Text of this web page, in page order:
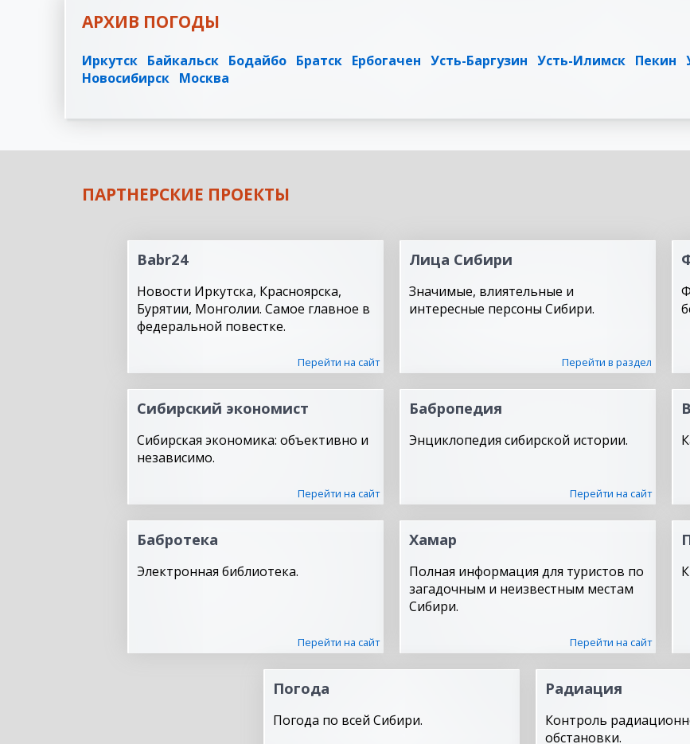
АРХИВ ПОГОДЫ
Иркутск Байкальск Бодайбо Братск Ербогачен Усть-Баргузин Усть-Илимск Пекин
Новосибирск Москва
ПАРТНЕРСКИЕ ПРОЕКТЫ
Babr24
Новости Иркутска, Красноярска,
Бурятии, Монголии. Самое главное в
федеральной повестке.
Перейти на сайт
Лица Сибири
Значимые, влиятельные и
интересные персоны Сибири.
Перейти в раздел
Сибирский экономист
Сибирская экономика: объективно и
независимо.
Перейти на сайт
Бабропедия
Энциклопедия сибирской истории.
Перейти на сайт
Бабротека
Электронная библиотека.
Перейти на сайт
Хамар
Полная информация для туристов по
загадочным и неизвестным местам
Сибири.
Перейти на сайт
Погода
Погода по всей Сибири.
Радиация
Контроль
обстановки.